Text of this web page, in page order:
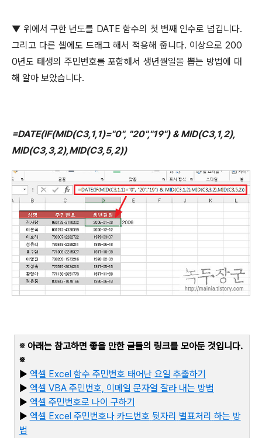
▼ 위에서 구한 년도를 DATE함수의 첫 번째 인수로 넘깁니다.
그리고 다른 셀에도 드래그 해서 적용해 줍니다. 이상으로 200
0년도 태생의 주민번호를 포함해서 생년월일을 뽑는 방법에 대
해 알아 보았습니다.
=DATE(IF(MID(C3,1,1)="0", "20","19") & MID(C3,1,2),
MID(C3,3,2),MID(C3,5,2))
※아래는 참고하면 좋을 만한 글들의 링크를 모아둔 것입니다.
※
▶ 엑셀 Excel 함수 주민번호 태어난 요일 추출하기
▶ 엑셀 VBA 주민번호, 이메일 문자열 잘라 내는 방법
▶ 엑셀 주민번호로 나이 구하기
▶ 엑셀 Excel 주민번호나 카드번호 뒷자리 별표처리 하는 방
법